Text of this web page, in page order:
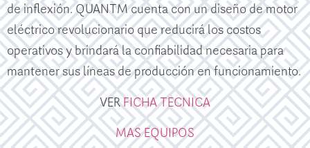
de inflexión. QUANTM cuenta con un diseño de motor
eléctrico revolucionario que reducirá los costos
operativos y brindará la confiabilidad necesaria para
mantener sus líneas de producción en funcionamiento.
VERFICHA TECNICA
MAS EQUIPOS